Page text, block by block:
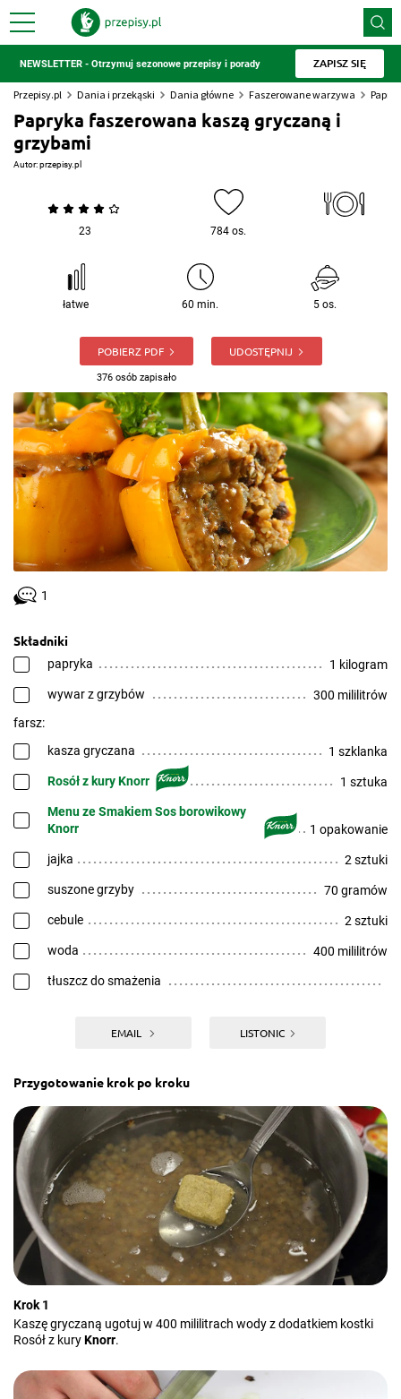
NEWSLETTER - Otrzymuj sezonowe przepisy i porady ZAPISZ SIĘ
Przepisy.pl Dania i przekąski Dania główne Faszerowane warzywa
Papryka faszerowana kaszą gryczaną i
grzybami
Autor:przepisy.pl
23 784 os.
łatwe 60 min. 5 os.
POBIERZ PDF
376 osób zapisało
UDOSTĘPNIJ
1
Składniki
papryka 1 kilogram
wywar z grzybów
300 mililitrów
farsz:
kasza gryczana
1 szklanka
Rosół z kury Knorr 1 sztuka
Menu ze Smakiem Sos borowikowy
Knorr
1 opakowanie
jajka 2 sztuki
suszone grzyby 70 gramów
cebule 2 sztuki
woda 400 mililitrów
tłuszcz do smażenia
EMAIL LISTONIC
Przygotowanie krok po kroku
Krok 1
Kaszę gryczaną ugotuj w 400 mililitrach wody z dodatkiem kostki
Rosół z kuryKnorr.